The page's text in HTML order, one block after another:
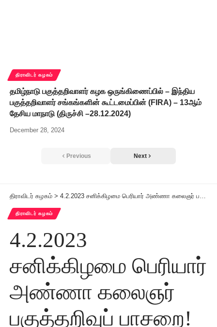
திராவிடர் கழகம்
தமிழ்நாடு பகுத்தறிவாளர் கழக ஒருங்கிணைப்பில் – இந்திய
பகுத்தறிவாளர் சங்கங்களின் கூட்டமைப்பின் (FIRA) – 13ஆம்
தேசிய மாநாடு (திருச்சி –28.12.2024)
December 28, 2024
Previous Next
திராவிடர் கழகம் > 4.2.2023 சனிக்கிழமை பெரியார் அண்ணா கலைஞர் பகுத்தறிவுப் பாசறை!
திராவிடர் கழகம்
4.2.2023
சனிக்கிழமை பெரியார்
அண்ணா கலைஞர்
பகுத்தறிவுப் பாசறை!